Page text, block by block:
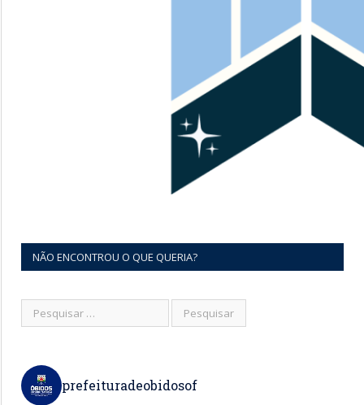
NÃO ENCONTROU O QUE QUERIA?
prefeituradeobidosof